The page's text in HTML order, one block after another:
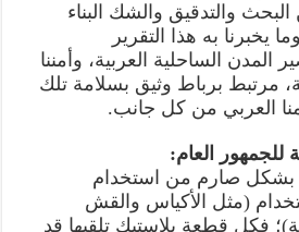
والتدقيق والشك البناء
يخبرنا به هذا التقرير
الساحلية العربية، وأمننا
مرتبط برباط وثيق بسلامة تلك
العربي من كل جانب.
للجمهور العام:
بشكل صارم من استخدام
(مثل الأكياس والقش
فكل قطعة بلاستيك تلقيها قد